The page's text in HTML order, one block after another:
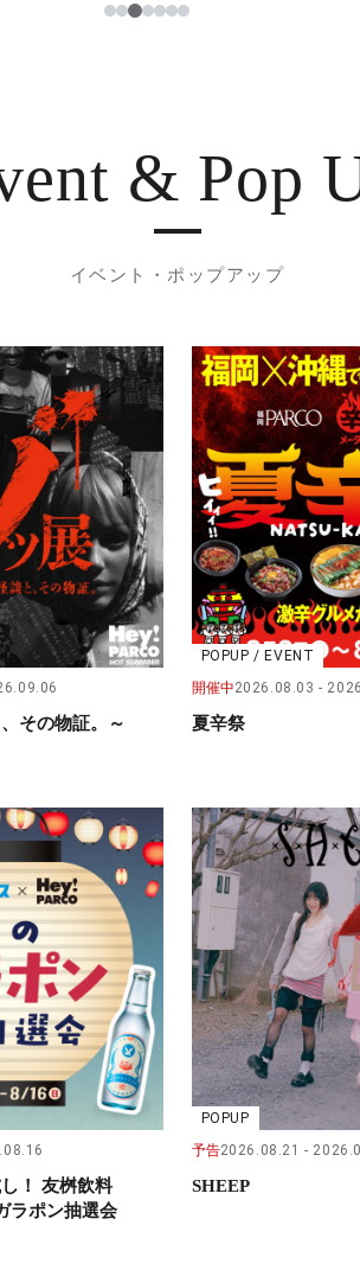
1234567
& Pop
イベント・ポップアップ
その物証。～
POPUP / EVENT
開催中2026.08.03
夏辛祭
！ 友桝飲料
ラポン抽選会
POPUP
予告2026.08.21
SHEEP